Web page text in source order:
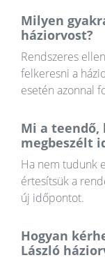
Milyen
háziorvost?
Rendszeres
felkeresni a
esetén azonnal
Mi a
megbeszélt
Ha nem tudunk
értesítsük a
új időpontot.
Hogyan
László